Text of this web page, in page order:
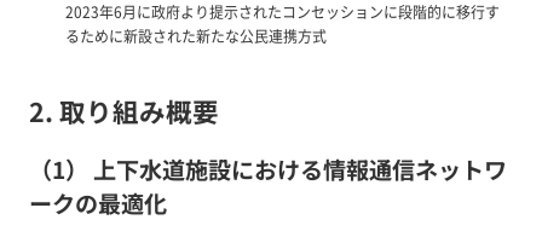
2023年6月に政府より提示されたコンセッションに段階的に移行す
るために新設された新たな公民連携方式
2. 取り組み概要
（1） 上下水道施設における情報通信ネットワ
ークの最適化